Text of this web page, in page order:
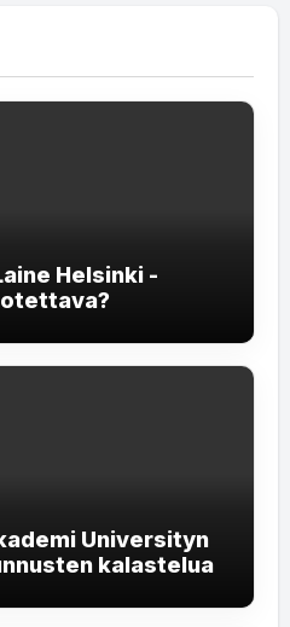
Helsinki -
Universityn
kalastelua